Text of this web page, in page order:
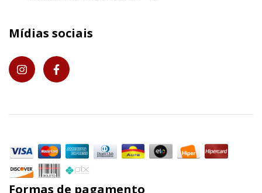
Mídias sociais
Formas de pagamento